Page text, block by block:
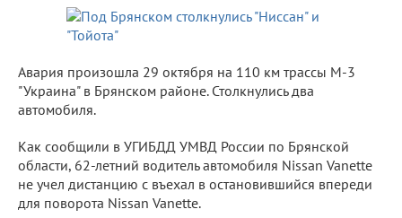
Авария произошла 29 октября на 110 км трассы М-3
"Украина" в Брянском районе. Столкнулись два
автомобиля.
Как сообщили в УГИБДД УМВД России по Брянской
области, 62-летний водитель автомобиля Nissan Vanette
не учел дистанцию с въехал в остановившийся впереди
для поворота Nissan Vanette.